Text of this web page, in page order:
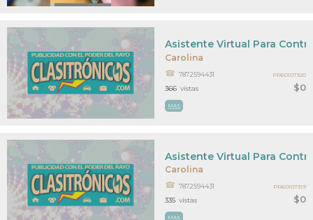
Carolina
$0
Asistente Virtual Para
7872594431
MAS
366 vistas
PR60107320
Carolina
$0
Asistente Virtual Para
7872594431
MAS
335 vistas
PR60107319